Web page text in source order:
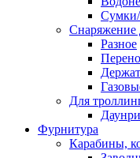
Снаряжение
Разное
Для
Фурнитура
Карабины,